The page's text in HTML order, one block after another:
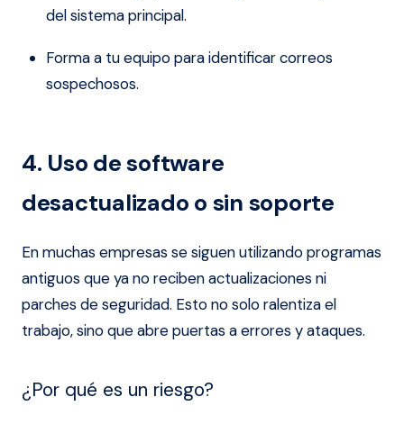
del sistema principal.
Forma a tu equipo para identificar correos
sospechosos.
4. Uso de software
desactualizado o sin soporte
En muchas empresas se siguen utilizando programas
antiguos que ya no reciben actualizaciones ni
parches de seguridad. Esto no solo ralentiza el
trabajo, sino que abre puertas a errores y ataques.
¿Por qué es un riesgo?